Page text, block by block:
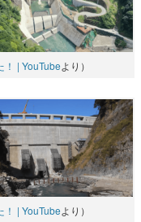
| YouTubeより）
| YouTubeより）